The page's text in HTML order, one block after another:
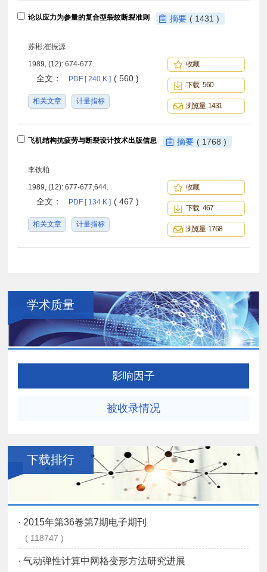
论以应力为参量的复合型裂纹断裂准则 摘要 ( 1431 )
苏彬;崔振源
1989, (12): 674-677.
全文： PDF [ 240 K ] ( 560 )
相关文章 计量指标
收藏
下载 560
浏览量 1431
飞机结构抗疲劳与断裂设计技术出版信息 摘要 ( 1768 )
李铁柏
1989, (12): 677-677,644.
全文： PDF [ 134 K ] ( 467 )
相关文章 计量指标
收藏
下载 467
浏览量 1768
学术质量
影响因子
被收录情况
下载排行